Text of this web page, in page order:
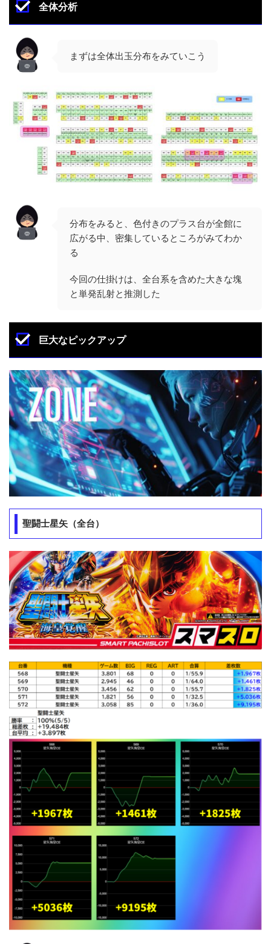
全体分析
まずは全体出玉分布をみていこう
分布をみると、色付きのプラス台が全館に
広がる中、密集しているところがみてわか
る
今回の仕掛けは、全台系を含めた大きな塊
と単発乱射と推測した
巨大なピックアップ
聖闘士星矢（全台）